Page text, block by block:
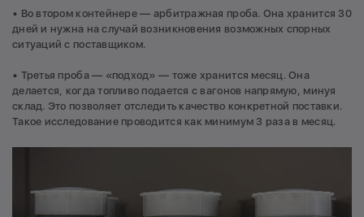
• Во втором контейнере — арбитражная проба. Она хранится 30
дней и нужна на случай возникновения возможных спорных
ситуаций с поставщиком.
• Третья проба — «подход» — тоже хранится месяц. Она
делается, когда топливо подается с вагонов напрямую, минуя
склад. Это позволяет отследить качество конкретной поставки.
Такое исследование проводится как минимум 3 раза в месяц.